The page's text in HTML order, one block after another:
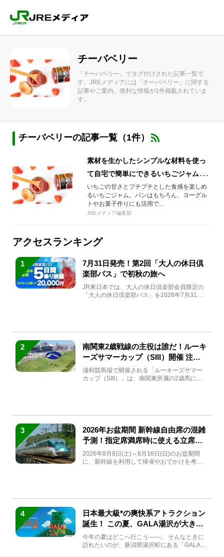
チーバベリー
「チーバベリー」でタグ付けされた記事一覧で
す。JREメディアには「チーバベリー」に関する
記事やご案内、便利な情報が1件掲載されていま
す。
チーバベリーの記事一覧（1件）
素材を生かしたシンプルな材料を使っ
て自宅で簡単にできるいちごジャムの
レシピ
いちごの甘さとプチプチとした食感を楽しめ
るいちごジャム。パンはもちろん、ヨーグル
トやお菓子作りにも活用で...
JREメディア編集部
アクセスランキング
1
7月31日発売！第2回「大人の休日倶
楽部パス」で初秋の旅へ
JR東日本では、大人の休日倶楽部会員限定の
「大人の休日倶楽部パス」を2026年7月31日
2
南関東2歳戦線の主役は誰だ！ルーキ
ーズサマーカップ（SIII）開催 注目
馬と見どころをチェック
浦和競馬場で開催される「ルーキーズサマー
カップ（SIII）」は、南関東所属の2歳馬によ
3
2026年お盆期間 新幹線自由席の混雑
予測！指定席満席時に使える立席特
急券も解説
2026年8月8日(土)～8月16日(日)のお盆期間
に、新幹線を利用して帰省やおでかけを考え
4
日本最大級*の爽快系アトラクション
誕生！ この夏、GALA湯沢が大きく
生まれ変わる
今年の夏はどこへ行こう――。 そんなときに
訪れたいのが、新潟県湯沢町にある「GALA湯